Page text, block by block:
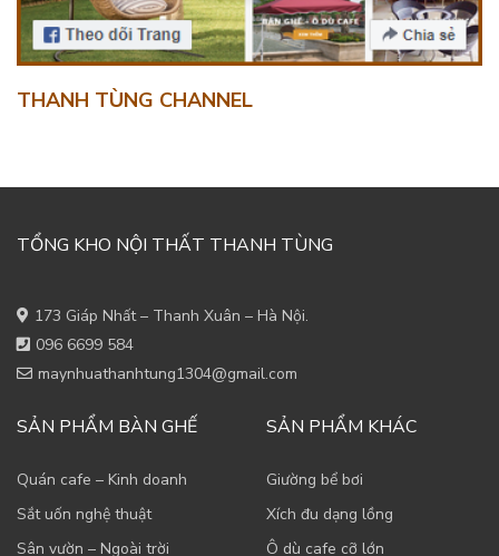
THANH TÙNG CHANNEL
TỔNG KHO NỘI THẤT THANH TÙNG
173 Giáp Nhất – Thanh Xuân – Hà Nội.
096 6699 584
maynhuathanhtung1304@gmail.com
SẢN PHẨM BÀN GHẾ
Quán cafe – Kinh doanh
Sắt uốn nghệ thuật
Sân vườn – Ngoài trời
SẢN PHẨM KHÁC
Giường bể bơi
Xích đu dạng lồng
Ô dù cafe cỡ lớn